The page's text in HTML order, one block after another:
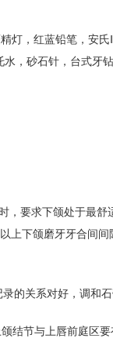
灯，红蓝铅笔，安
，砂石针，台式牙钻
，要求下颌处于最
上下颌磨牙牙合间
的关系对好，调和
结节与上唇前庭区